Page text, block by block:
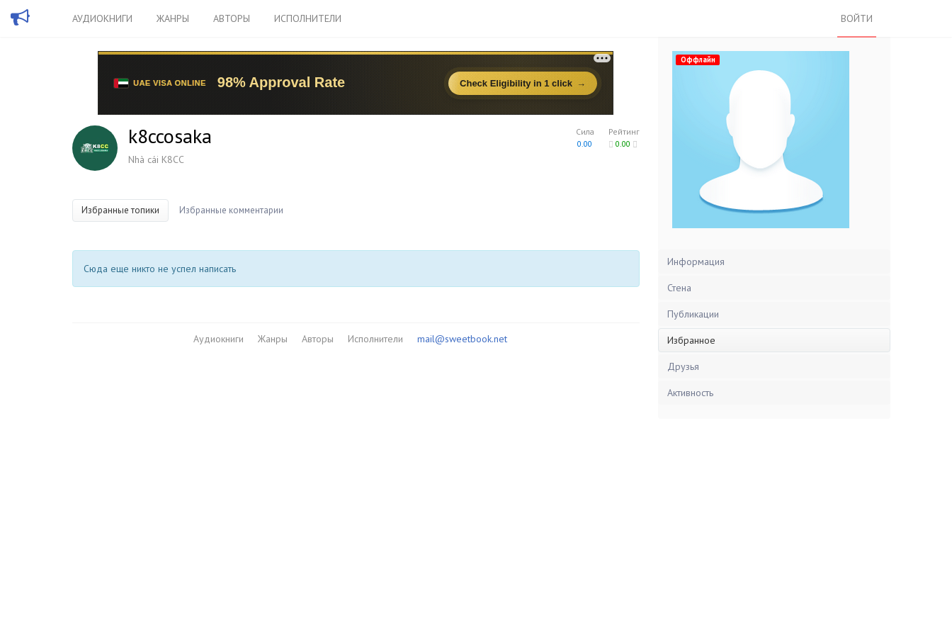
АУДИОКНИГИ ЖАНРЫ АВТОРЫ ИСПОЛНИТЕЛИ ВОЙТИ
Рейтинг
0.00
Сила
0.00
k8ccosaka
Nhà cái K8CC
Избранные топики Избранные комментарии
Сюда еще никто не успел написать
Аудиокниги Жанры Авторы Исполнители mail@sweetbook.net
Оффлайн
Информация
Стена
Публикации
Избранное
Друзья
Активность